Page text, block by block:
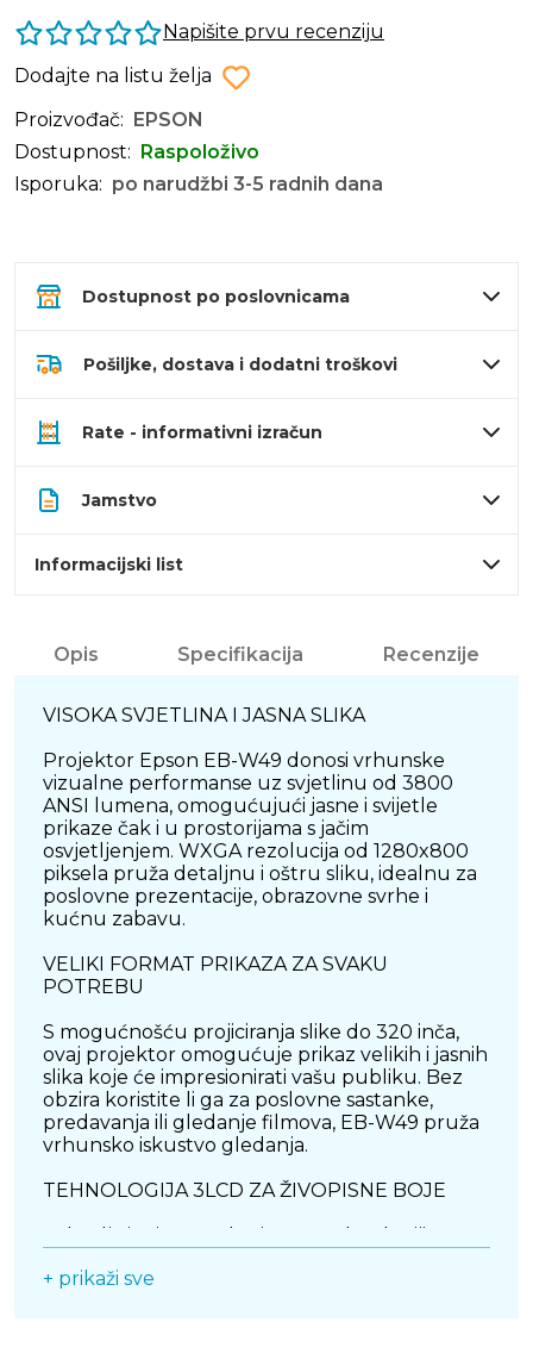
Napišite prvu recenziju
Dodajte na listu želja
Proizvođač:
EPSON
Dostupnost:
Raspoloživo
Isporuka: po narudžbi 3-5 radnih dana
Dostupnost po poslovnicama
Pošiljke, dostava i dodatni troškovi
Rate - informativni izračun
Jamstvo
Informacijski list
Opis Specifikacija Recenzije
VISOKA SVJETLINA I JASNA SLIKA
Projektor Epson EB-W49 donosi vrhunske
vizualne performanse uz svjetlinu od 3800
ANSI lumena, omogućujući jasne i svijetle
prikaze čak i u prostorijama s jačim
osvjetljenjem. WXGA rezolucija od 1280x800
piksela pruža detaljnu i oštru sliku, idealnu za
poslovne prezentacije, obrazovne svrhe i
kućnu zabavu.
VELIKI FORMAT PRIKAZA ZA SVAKU
POTREBU
S mogućnošću projiciranja slike do 320 inča,
ovaj projektor omogućuje prikaz velikih i jasnih
slika koje će impresionirati vašu publiku. Bez
obzira koristite li ga za poslovne sastanke,
predavanja ili gledanje filmova, EB-W49 pruža
vrhunsko iskustvo gledanja.
TEHNOLOGIJA 3LCD ZA ŽIVOPISNE BOJE
visoku svjetlinu. Omjer kontrasta od 16.000:1
+ prikaži sve